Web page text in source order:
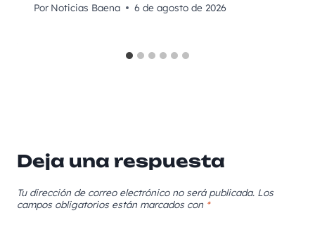
Por Noticias Baena 6 de agosto de 2026
Deja una respuesta
Tu dirección de correo electrónico no será publicada. Los
campos obligatorios están marcados con *